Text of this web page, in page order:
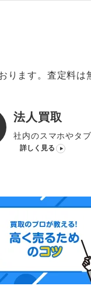
ます。査定料は
法人買取
社内のスマホやタ
詳しく見る